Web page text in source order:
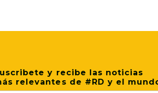
y recibe las noticias
relevantes de #RD y el